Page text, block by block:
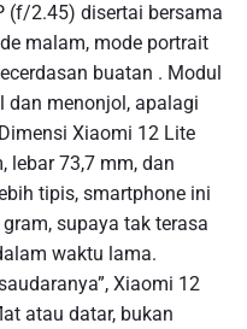
(f/2.45) disertai bersama
malam, mode portrait
buatan . Modul
dan menonjol, apalagi
Xiaomi 12 Lite
lebar 73,7 mm, dan
tipis, smartphone ini
supaya tak terasa
waktu lama.
Xiaomi 12
atau datar, bukan